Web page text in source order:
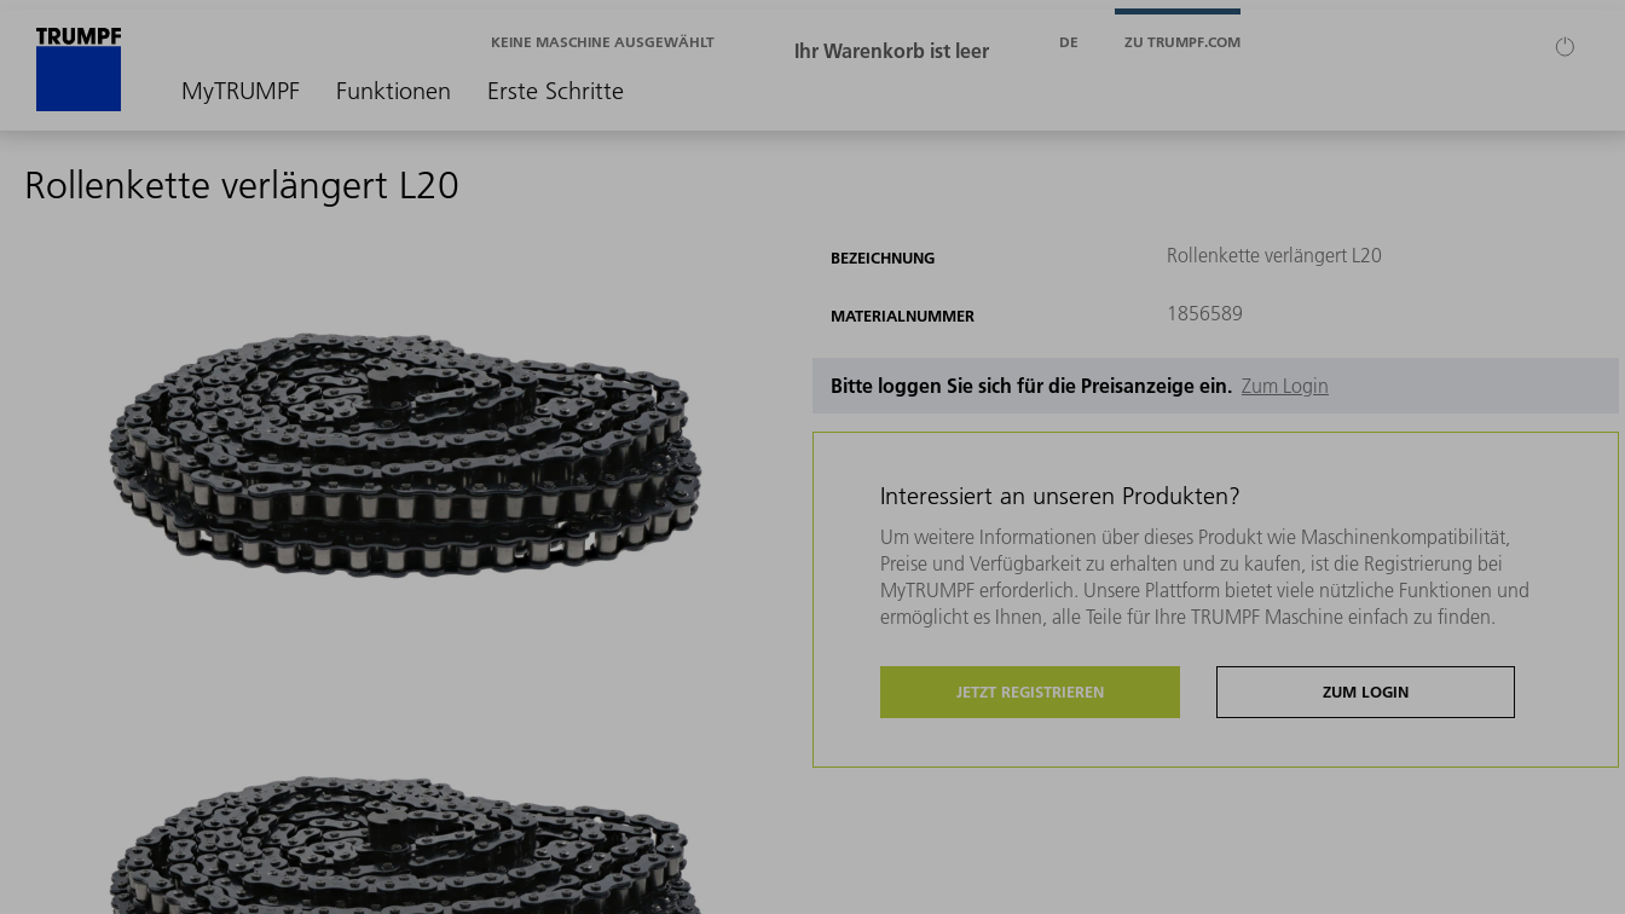
MyTRUMPF Funktionen Erste Schritte
KEINE MASCHINE AUSGEWÄHLT DE ZU TRUMPF.COM
Rollenkette verlängert L20
BEZEICHNUNG Rollenkette verlängert L20
MATERIALNUMMER 1856589
Bitte loggen Sie sich für die Preisanzeige ein. Zum Login
Interessiert an unseren Produkten?
Um weitere Informationen über dieses Produkt wie Maschinenkompatibilität,
Preise und Verfügbarkeit zu erhalten und zu kaufen, ist die Registrierung bei
MyTRUMPF erforderlich. Unsere Plattform bietet viele nützliche Funktionen und
ermöglicht es Ihnen, alle Teile für Ihre TRUMPF Maschine einfach zu finden.
JETZT REGISTRIEREN ZUM LOGIN